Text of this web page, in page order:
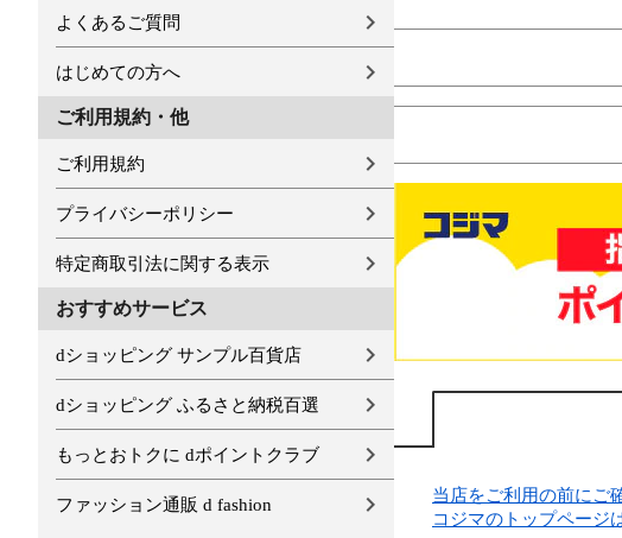
よくあるご質問
はじめての方へ
ご利用規約・他
ご利用規約
プライバシーポリシー
特定商取引法に関する表示
おすすめサービス
dショッピング サンプル百貨店
dショッピング ふるさと納税百選
もっとおトクに dポイントクラブ
ファッション通販 d fashion
当店をご利用の前にご
コジマのトップページ